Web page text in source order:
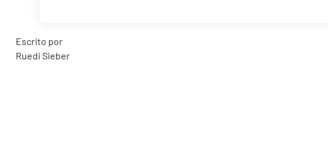
Escrito por
Ruedi Sieber